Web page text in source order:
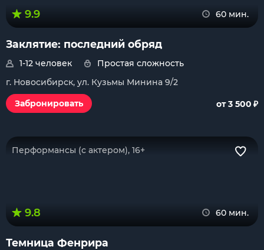
9.9 60 мин.
Заклятие: последний обряд
1-12 человек
Простая сложность
г. Новосибирск, ул. Кузьмы Минина 9/2
Забронировать
от 3 500 ₽
Перформансы (с актером), 16+
9.8 60 мин.
Темница Фенрира